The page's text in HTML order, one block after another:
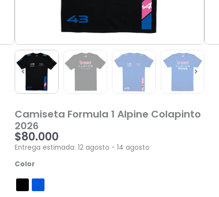
Camiseta Formula 1 Alpine Colapinto
2026
$80.000
Entrega estimada: 12 agosto - 14 agosto
Color
Camiseta
Alpine